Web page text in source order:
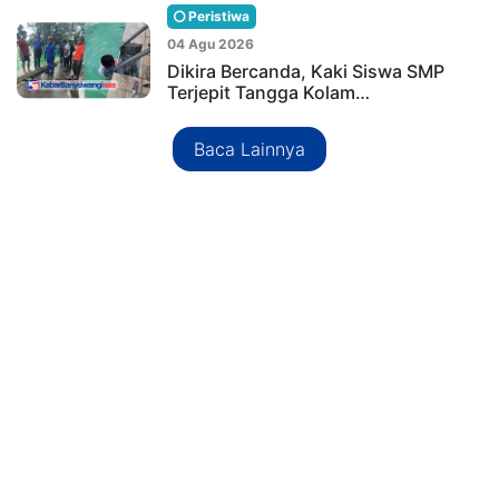
Peristiwa
04 Agu 2026
Dikira Bercanda, Kaki Siswa SMP
Terjepit Tangga Kolam…
Baca Lainnya